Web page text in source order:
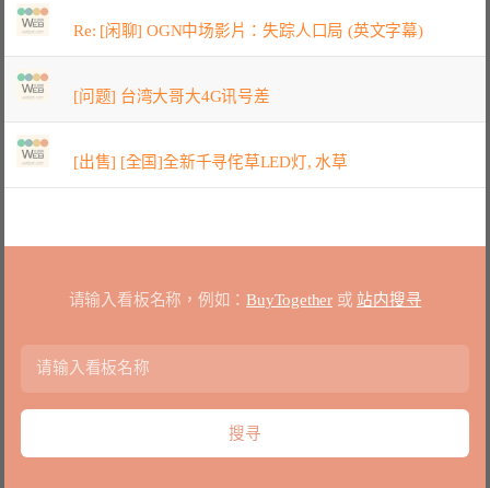
Re: [闲聊] OGN中场影片：失踪人口局 (英文字幕)
[问题] 台湾大哥大4G讯号差
[出售] [全国]全新千寻侘草LED灯, 水草
请输入看板名称，例如：BuyTogether或 站内搜寻